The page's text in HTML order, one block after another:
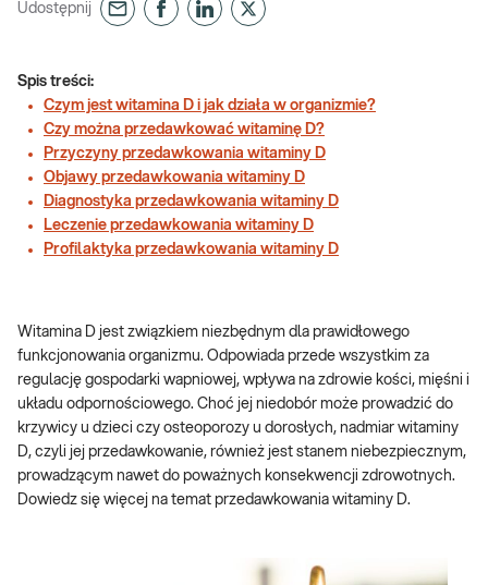
Udostępnij
Spis treści:
Czym jest witamina D i jak działa w organizmie?
Czy można przedawkować witaminę D?
Przyczyny przedawkowania witaminy D
Objawy przedawkowania witaminy D
Diagnostyka przedawkowania witaminy D
Leczenie przedawkowania witaminy D
Profilaktyka przedawkowania witaminy D
Witamina D jest związkiem niezbędnym dla prawidłowego
funkcjonowania organizmu. Odpowiada przede wszystkim za
regulację gospodarki wapniowej, wpływa na zdrowie kości, mięśni i
układu odpornościowego. Choć jej niedobór może prowadzić do
krzywicy u dzieci czy osteoporozy u dorosłych, nadmiar witaminy
D, czyli jej przedawkowanie, również jest stanem niebezpiecznym,
prowadzącym nawet do poważnych konsekwencji zdrowotnych.
Dowiedz się więcej na temat przedawkowania witaminy D.